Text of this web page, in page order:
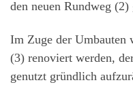
den neuen Rundweg (2)
Im Zuge der Umbauten
(3) renoviert werden,
genutzt gründlich